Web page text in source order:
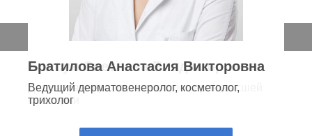
Братилова Анастасия Викторовна
Ведущий дерматовенеролог, косметолог,
трихолог